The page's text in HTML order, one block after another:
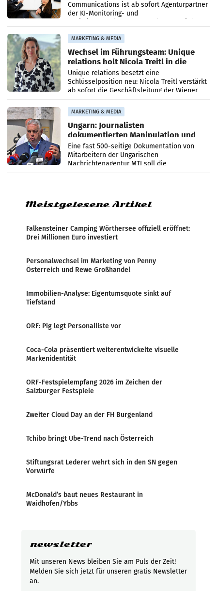
Communications ist ab sofort Agenturpartner
der KI-Monitoring- und
MARKETING & MEDIA
Wechsel im Führungsteam: Unique
relations holt Nicola Treitl in die
Geschäftsleitung
Unique relations besetzt eine
Schlüsselposition neu: Nicola Treitl verstärkt
ab sofort die Geschäftsleitung der Wiener
PR-Agentur an der Seite von Josef Kalina und
Anna Kalina-Mahr.
MARKETING & MEDIA
Ungarn: Journalisten
dokumentierten Manipulation und
Zensur
Eine fast 500-seitige Dokumentation von
Mitarbeitern der Ungarischen
Nachrichtenagentur MTI soll die
systematische Nachrichten-Manipulation und
Meistgelesene Artikel
Falkensteiner Camping Wörthersee offiziell eröffnet:
Drei Millionen Euro investiert
Personalwechsel im Marketing von Penny
Österreich und Rewe Großhandel
Immobilien-Analyse: Eigentumsquote sinkt auf
Tiefstand
ORF: Pig legt Personalliste vor
Coca-Cola präsentiert weiterentwickelte visuelle
Markenidentität
ORF-Festspielempfang 2026 im Zeichen der
Salzburger Festspiele
Zweiter Cloud Day an der FH Burgenland
Tchibo bringt Ube-Trend nach Österreich
Stiftungsrat Lederer wehrt sich in den SN gegen
Vorwürfe
McDonald’s baut neues Restaurant in
Waidhofen/Ybbs
newsletter
Mit unseren News bleiben Sie am Puls der Zeit!
Melden Sie sich jetzt für unseren gratis Newsletter
an.